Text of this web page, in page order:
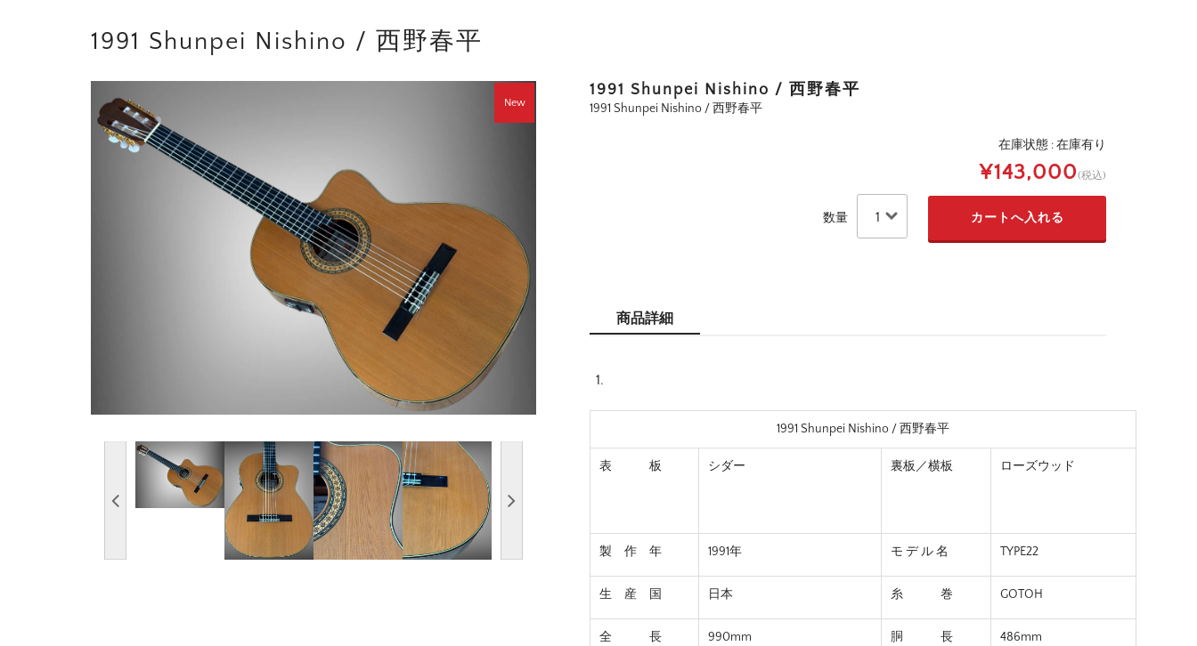
1991 Shunpei Nishino / 西野春平
New
1991 Shunpei Nishino / 西野春平
1991 Shunpei Nishino / 西野春平
在庫状態 : 在庫有り
¥143,000(税込)
数量
商品詳細
1991 Shunpei Nishino / 西野春平
表 板 シダー 裏板／横板 ローズウッド
製 作 年 1991年 モ デ ル 名 TYPE22
生 産 国 日本 糸 巻 GOTOH
全 長 990mm 胴 長 486mm